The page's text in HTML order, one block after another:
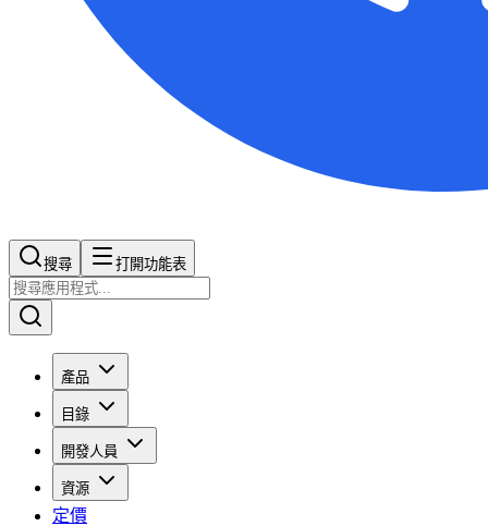
搜尋​​​​ 打開功能表
產品
目錄
開發人員
資源
定價